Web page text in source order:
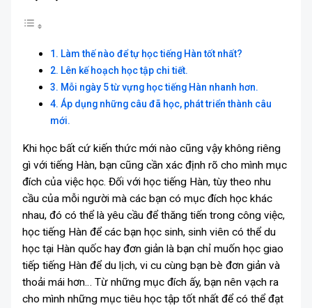
1. Làm thế nào để tự học tiếng Hàn tốt nhất?
2. Lên kế hoạch học tập chi tiết.
3. Mỗi ngày 5 từ vựng học tiếng Hàn nhanh hơn.
4. Áp dụng những câu đã học, phát triển thành câu
mới.
Khi học bất cứ kiến thức mới nào cũng vậy không riêng
gì với tiếng Hàn, bạn cũng cần xác định rõ cho mình mục
đích của việc học. Đối với học tiếng Hàn, tùy theo nhu
cầu của mỗi người mà các bạn có mục đích học khác
nhau, đó có thể là yêu cầu để thăng tiến trong công việc,
học tiếng Hàn để các bạn học sinh, sinh viên có thể du
học tại Hàn quốc hay đơn giản là bạn chỉ muốn học giao
tiếp tiếng Hàn để du lịch, vi cu cùng bạn bè đơn giản và
thoải mái hơn… Từ những mục đích ấy, bạn nên vạch ra
cho mình những mục tiêu học tập tốt nhất để có thể đạt